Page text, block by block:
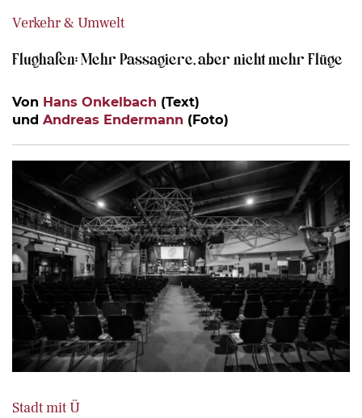
Verkehr & Umwelt
Flughafen: Mehr Passagiere, aber nicht mehr Flüge
Von Hans Onkelbach (Text)
und Andreas Endermann (Foto)
Stadt mit Ü